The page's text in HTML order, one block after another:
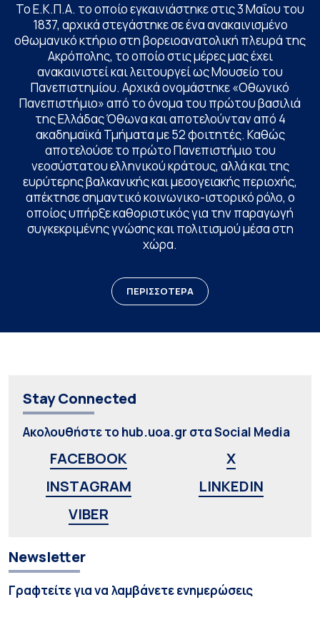
Το Ε.Κ.Π.Α. το οποίο εγκαινιάστηκε στις 3 Μαΐου του
1837, αρχικά στεγάστηκε σε ένα ανακαινισμένο
οθωμανικό κτήριο στη βορειοανατολική πλευρά της
Ακρόπολης, το οποίο στις μέρες μας έχει
ανακαινιστεί και λειτουργεί ως Μουσείο του
Πανεπιστημίου. Αρχικά ονομάστηκε «Οθωνικό
Πανεπιστήμιο» από το όνομα του πρώτου βασιλιά
της Ελλάδας Όθωνα και αποτελούνταν από 4
ακαδημαϊκά Τμήματα με 52 φοιτητές. Καθώς
αποτελούσε το πρώτο Πανεπιστήμιο του
νεοσύστατου ελληνικού κράτους, αλλά και της
ευρύτερης βαλκανικής και μεσογειακής περιοχής,
απέκτησε σημαντικό κοινωνικο-ιστορικό ρόλο, ο
οποίος υπήρξε καθοριστικός για την παραγωγή
συγκεκριμένης γνώσης και πολιτισμού μέσα στη
χώρα.
ΠΕΡΙΣΣΟΤΕΡΑ
Stay Connected
Ακολουθήστε το hub.uoa.gr στα Social Media
FACEBOOK
X
INSTAGRAM
LINKEDIN
VIBER
Newsletter
Γραφτείτε για να λαμβάνετε ενημερώσεις